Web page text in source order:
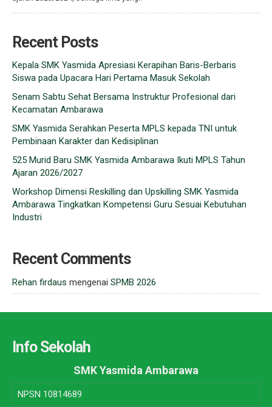
Recent Posts
Kepala SMK Yasmida Apresiasi Kerapihan Baris-Berbaris
Siswa pada Upacara Hari Pertama Masuk Sekolah
Senam Sabtu Sehat Bersama Instruktur Profesional dari
Kecamatan Ambarawa
SMK Yasmida Serahkan Peserta MPLS kepada TNI untuk
Pembinaan Karakter dan Kedisiplinan
525 Murid Baru SMK Yasmida Ambarawa Ikuti MPLS Tahun
Ajaran 2026/2027
Workshop Dimensi Reskilling dan Upskilling SMK Yasmida
Ambarawa Tingkatkan Kompetensi Guru Sesuai Kebutuhan
Industri
Recent Comments
Rehan firdaus mengenai SPMB 2026
Info Sekolah
SMK Yasmida Ambarawa
NPSN 10814689